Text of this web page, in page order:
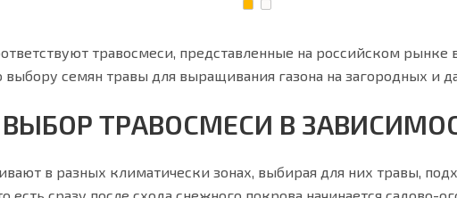
травосмеси, представленные на российском
семян травы для выращивания газона на загородных и
ТРАВОСМЕСИ В
в разных климатически зонах, выбирая для них травы,